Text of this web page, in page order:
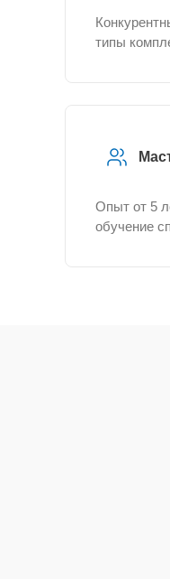
типы
Опыт от 5
обучение